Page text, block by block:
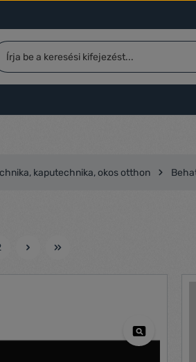
kaputechnika, okos otthon